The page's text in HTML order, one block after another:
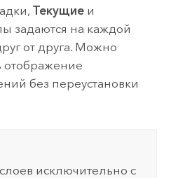
Текущиеи
задаются на каждой
от друга. Можно
отображение
без переустановки
исключительно с